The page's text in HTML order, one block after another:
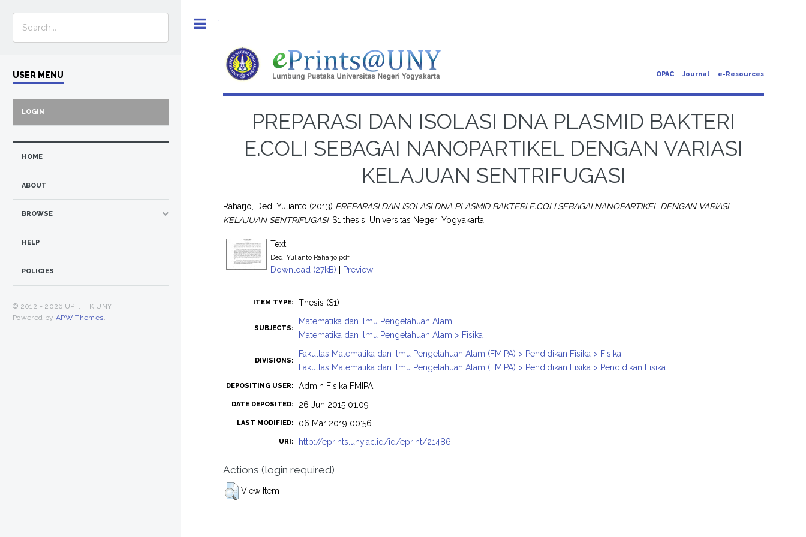
OPAC Journal e-Resources
PREPARASI DAN ISOLASI DNA PLASMID BAKTERI
E.COLI SEBAGAI NANOPARTIKEL DENGAN VARIASI
KELAJUAN SENTRIFUGASI
Raharjo, Dedi Yulianto (2013) PREPARASI DAN ISOLASI DNA PLASMID BAKTERI E.COLI SEBAGAI NANOPARTIKEL DENGAN VARIASI
KELAJUAN SENTRIFUGASI. S1 thesis, Universitas Negeri Yogyakarta.
Text
Dedi Yulianto Raharjo.pdf
Download (27kB) | Preview
ITEM TYPE: Thesis (S1)
SUBJECTS:
Matematika dan Ilmu Pengetahuan Alam
Matematika dan Ilmu Pengetahuan Alam > Fisika
DIVISIONS:
Fakultas Matematika dan Ilmu Pengetahuan Alam (FMIPA) > Pendidikan Fisika > Fisika
Fakultas Matematika dan Ilmu Pengetahuan Alam (FMIPA) > Pendidikan Fisika > Pendidikan Fisika
DEPOSITING USER: Admin Fisika FMIPA
DATE DEPOSITED: 26 Jun 2015 01:09
LAST MODIFIED: 06 Mar 2019 00:56
URI: http://eprints.uny.ac.id/id/eprint/21486
Actions (login required)
View Item
USER MENU
LOGIN
HOME
ABOUT
BROWSE
HELP
POLICIES
© 2012 - 2026 UPT. TIK UNY
Powered by APW Themes